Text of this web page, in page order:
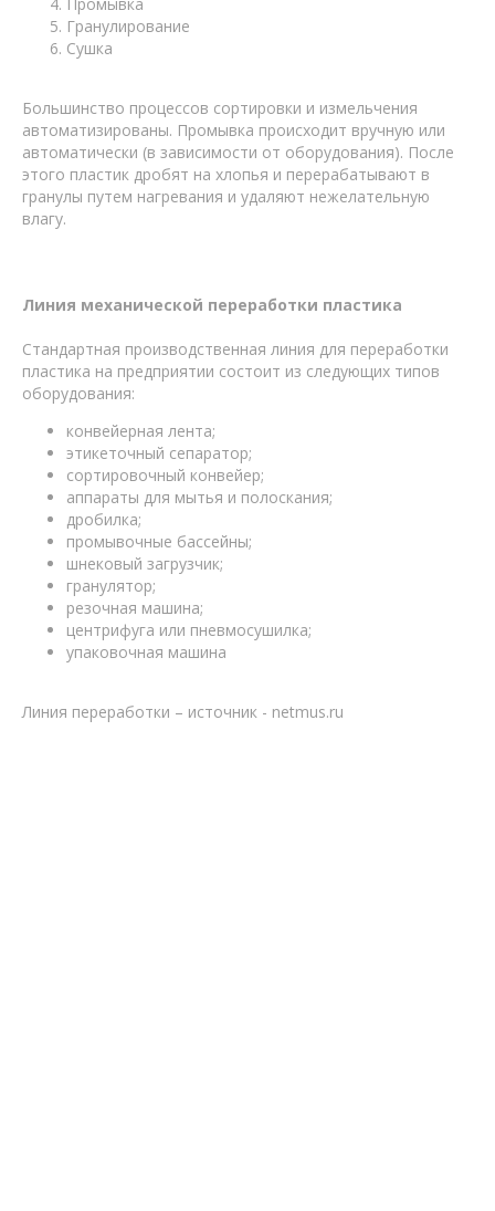
Гранулирование
Сушка
Большинство процессов сортировки и измельчения
автоматизированы. Промывка происходит вручную или
автоматически (в зависимости от оборудования). После
этого пластик дробят на хлопья и перерабатывают в
гранулы путем нагревания и удаляют нежелательную
влагу.
Линия механической переработки пластика
Стандартная производственная линия для переработки
пластика на предприятии состоит из следующих типов
оборудования:
конвейерная лента;
этикеточный сепаратор;
сортировочный конвейер;
аппараты для мытья и полоскания;
дробилка;
промывочные бассейны;
шнековый загрузчик;
гранулятор;
резочная машина;
центрифуга или пневмосушилка;
упаковочная машина
Линия переработки – источник - netmus.ru